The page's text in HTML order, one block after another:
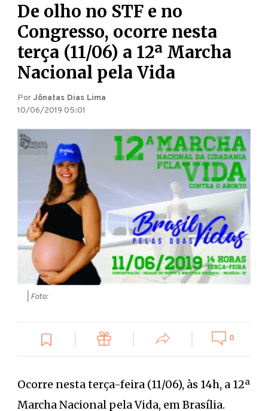
De olho no STF e no
Congresso, ocorre nesta
terça (11/06) a 12ª Marcha
Nacional pela Vida
PorJônatas Dias Lima
10/06/2019 05:01
| Foto:
0
Ocorre nesta terça-feira (11/06), às 14h, a 12ª
Marcha Nacional pela Vida, em Brasília.